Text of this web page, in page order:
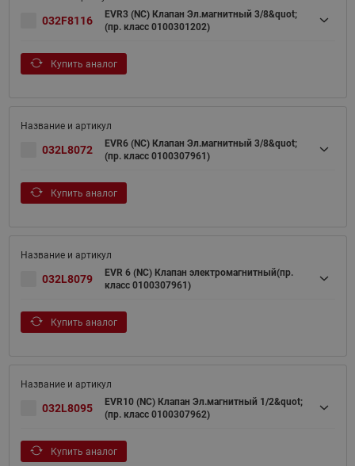
032F8116
EVR3 (NC) Клапан Эл.магнитный 3/8&quot;
(пр. класс 0100301202)
Купить аналог
032L8072
EVR6 (NC) Клапан Эл.магнитный 3/8&quot;
(пр. класс 0100307961)
Купить аналог
032L8079
EVR 6 (NC) Клапан электромагнитный(пр.
класс 0100307961)
Купить аналог
032L8095
EVR10 (NC) Клапан Эл.магнитный 1/2&quot;
(пр. класс 0100307962)
Купить аналог